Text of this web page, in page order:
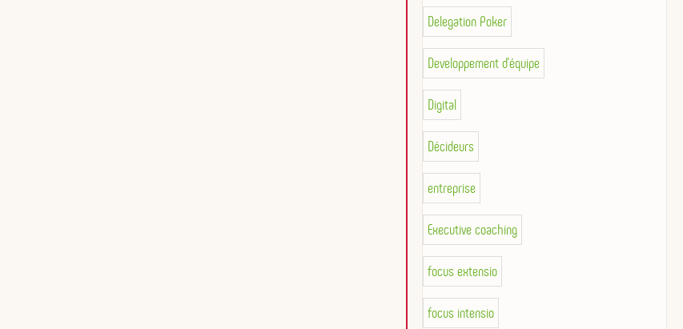
Delegation Poker
Developpement d'équipe
Digital
Décideurs
entreprise
Executive coaching
focus extensio
focus intensio